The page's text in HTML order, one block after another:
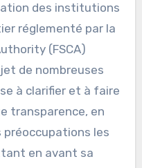
des institutions
réglementé par la
(FSCA)
de nombreuses
à clarifier et à faire
transparence, en
les
en avant sa